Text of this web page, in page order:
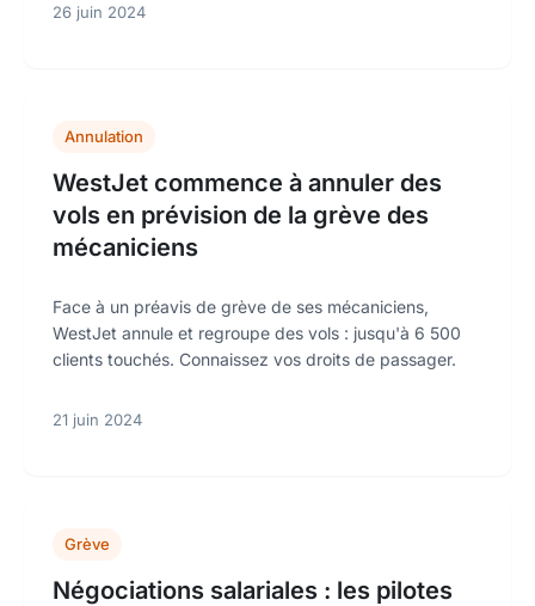
26 juin 2024
Annulation
WestJet commence à annuler des
vols en prévision de la grève des
mécaniciens
Face à un préavis de grève de ses mécaniciens,
WestJet annule et regroupe des vols : jusqu'à 6 500
clients touchés. Connaissez vos droits de passager.
21 juin 2024
Grève
Négociations salariales : les pilotes